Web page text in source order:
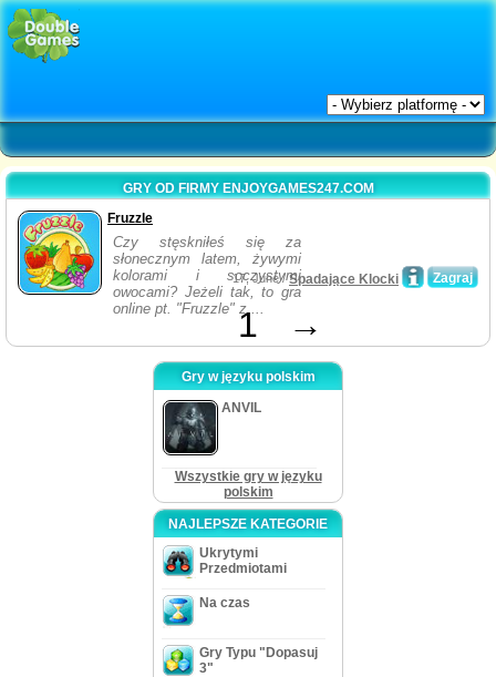
GRY OD FIRMY ENJOYGAMES247.COM
Fruzzle
Czy stęskniłeś się za
słonecznym latem, żywymi
kolorami i soczystymi
owocami? Jeżeli tak, to gra
online pt. "Fruzzle" z ...
Zagraj
17, June /Spadające Klocki
1 →
Gry w języku polskim
ANVIL
Wszystkie gry w języku
polskim
NAJLEPSZE KATEGORIE
Ukrytymi
Przedmiotami
Na czas
Gry Typu "Dopasuj
3"